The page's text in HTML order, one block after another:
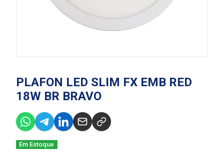
PLAFON LED SLIM FX EMB RED
18W BR BRAVO
Em Estoque